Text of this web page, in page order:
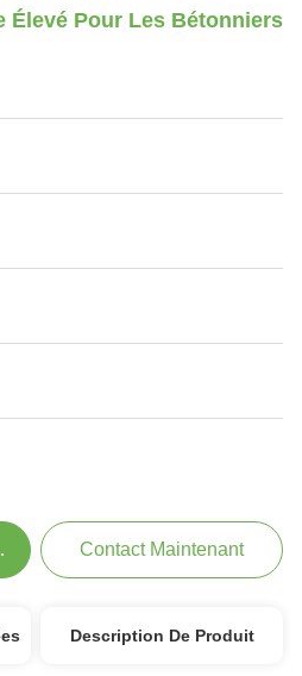
Élevé Pour Les Bétonniers
Contact Maintenant
Description De Produit